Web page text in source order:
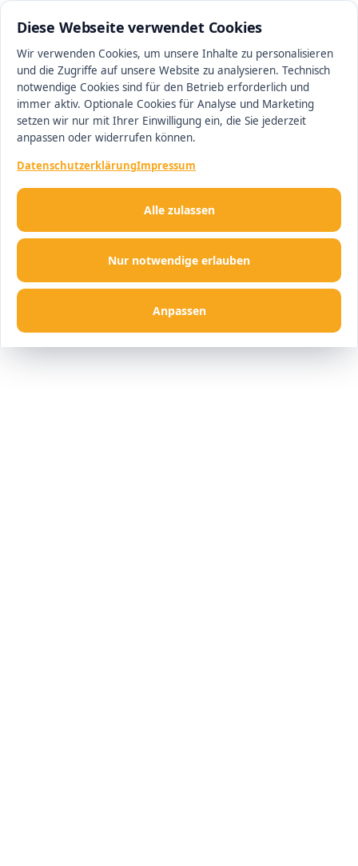
Diese Webseite verwendet Cookies
Wir verwenden Cookies, um unsere Inhalte zu personalisieren
und die Zugriffe auf unsere Website zu analysieren. Technisch
notwendige Cookies sind für den Betrieb erforderlich und
immer aktiv. Optionale Cookies für Analyse und Marketing
setzen wir nur mit Ihrer Einwilligung ein, die Sie jederzeit
anpassen oder widerrufen können.
DatenschutzerklärungImpressum
Nur notwendige erlauben
Anpassen
Alle zulassen